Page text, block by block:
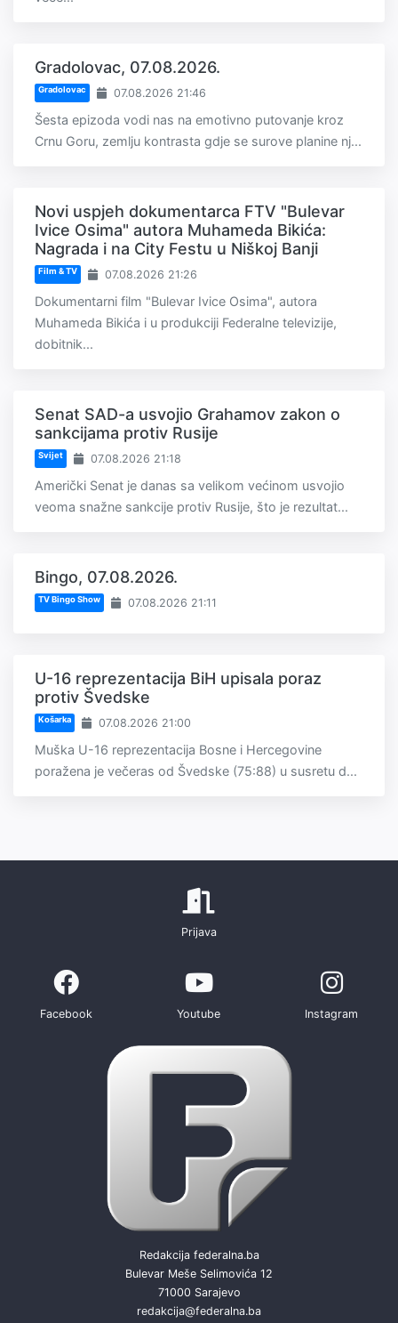
Gradolovac, 07.08.2026.
Gradolovac 07.08.2026 21:46
Šesta epizoda vodi nas na emotivno putovanje kroz
Crnu Goru, zemlju kontrasta gdje se surove planine nj...
Novi uspjeh dokumentarca FTV "Bulevar
Ivice Osima" autora Muhameda Bikića:
Nagrada i na City Festu u Niškoj Banji
Film & TV 07.08.2026 21:26
Dokumentarni film "Bulevar Ivice Osima", autora
Muhameda Bikića i u produkciji Federalne televizije,
dobitnik...
Senat SAD-a usvojio Grahamov zakon o
sankcijama protiv Rusije
Svijet 07.08.2026 21:18
Američki Senat je danas sa velikom većinom usvojio
veoma snažne sankcije protiv Rusije, što je rezultat...
Bingo, 07.08.2026.
TV Bingo Show 07.08.2026 21:11
U-16 reprezentacija BiH upisala poraz
protiv Švedske
Košarka 07.08.2026 21:00
Muška U-16 reprezentacija Bosne i Hercegovine
poražena je večeras od Švedske (75:88) u susretu d...
Prijava
Facebook Youtube Instagram
Redakcija federalna.ba
Bulevar Meše Selimovića 12
71000 Sarajevo
redakcija@federalna.ba